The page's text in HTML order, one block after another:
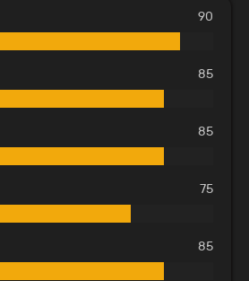
90
85
85
75
85